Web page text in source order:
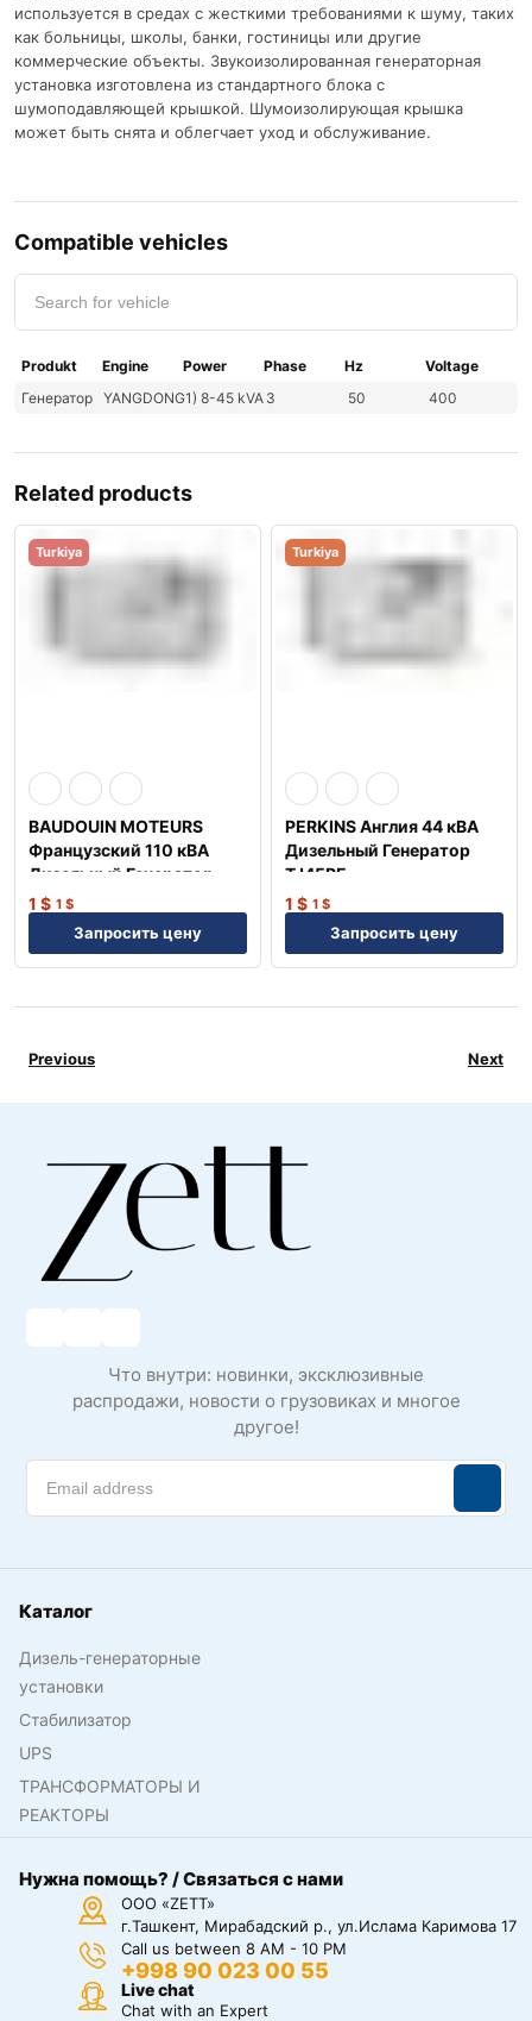
используется в средах с жесткими требованиями к шуму, таких
как больницы, школы, банки, гостиницы или другие
коммерческие объекты. Звукоизолированная генераторная
установка изготовлена ​​из стандартного блока с
шумоподавляющей крышкой. Шумоизолирующая крышка
может быть снята и облегчает уход и обслуживание.
Compatible vehicles
Produkt Engine Power Phase Hz
Voltage
Генератор YANGDONG1) 8-45 kVA 3 50 400
Related products
Turkiya
BAUDOUIN MOTEURS
Французский 110 кВА
Дизельный Генератор
TJ110BD
1 $ 1 $
Запросить цену
Turkiya
PERKINS Англия 44 кВА
Дизельный Генератор
TJ45PE
1 $ 1 $
Запросить цену
Previous Next
Что внутри: новинки, эксклюзивные
распродажи, новости о грузовиках и многое
другое!
Каталог
Дизель-генераторные
установки
Стабилизатор
UPS
ТРАНСФОРМАТОРЫ И
РЕАКТОРЫ
Нужна помощь? / Связаться с нами
ООО «ZETT»
г.Ташкент, Мирабадский р., ул.Ислама Каримова 17
Call us between 8 AM - 10 PM
+998 90 023 00 55
Live chat
Chat with an Expert